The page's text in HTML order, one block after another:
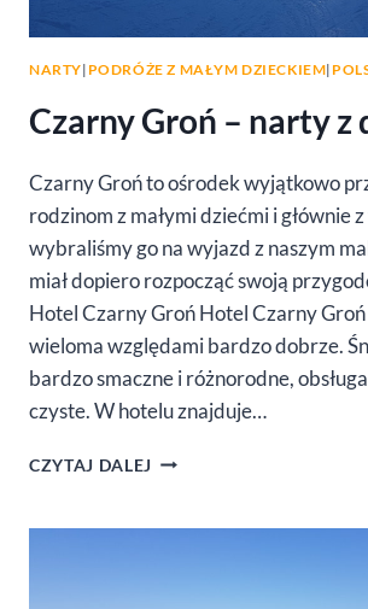
NARTY| PODRÓŻE Z MAŁYM DZIECKIEM|
Czarny Groń – narty z
Czarny Groń to ośrodek wyjątkowo
rodzinom z małymi dziećmi i głównie
wybraliśmy go na wyjazd z naszym
miał dopiero rozpocząć swoją
Hotel Czarny Groń Hotel Czarny
wieloma względami bardzo dobrze.
bardzo smaczne i różnorodne,
czyste. W hotelu znajduje…
CZYTAJ DALEJ CZARNY
NARTY